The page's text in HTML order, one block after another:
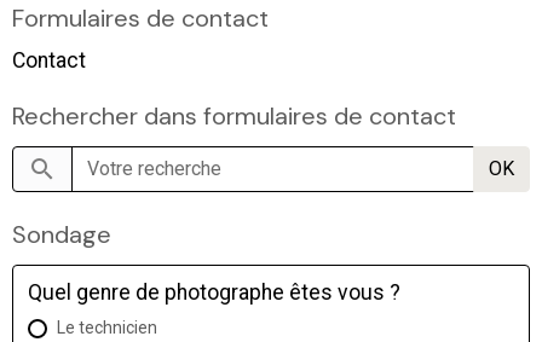
Formulaires de contact
Contact
Rechercher dans formulaires de contact
OK
Sondage
Quel genre de photographe êtes vous ?
Le technicien